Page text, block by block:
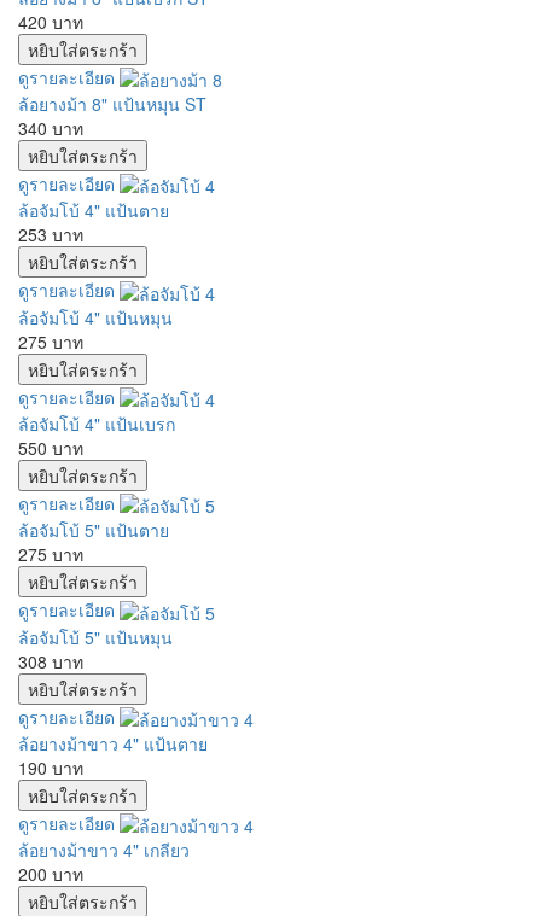
420 บาท
ดูรายละเอียด
ล้อยางม้า 8" แป้นหมุน ST
340 บาท
ดูรายละเอียด
ล้อจัมโบ้ 4" แป้นตาย
253 บาท
ดูรายละเอียด
ล้อจัมโบ้ 4" แป้นหมุน
275 บาท
ดูรายละเอียด
ล้อจัมโบ้ 4" แป้นเบรก
550 บาท
ดูรายละเอียด
ล้อจัมโบ้ 5" แป้นตาย
275 บาท
ดูรายละเอียด
ล้อจัมโบ้ 5" แป้นหมุน
308 บาท
ดูรายละเอียด
ล้อยางม้าขาว 4" แป้นตาย
190 บาท
ดูรายละเอียด
ล้อยางม้าขาว 4" เกลียว
200 บาท